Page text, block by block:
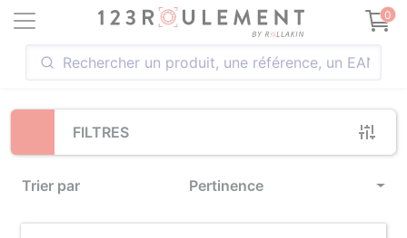
0
FILTRES
Trier par Pertinence
Loading...